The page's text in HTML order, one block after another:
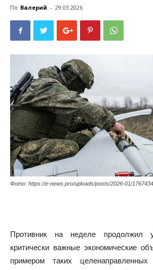
По Валерий - 29.03.2026
Фото: https://e-news.pro/uploads/posts/2026-01/
Противник на неделе продолжил
критически важные экономические
примером таких